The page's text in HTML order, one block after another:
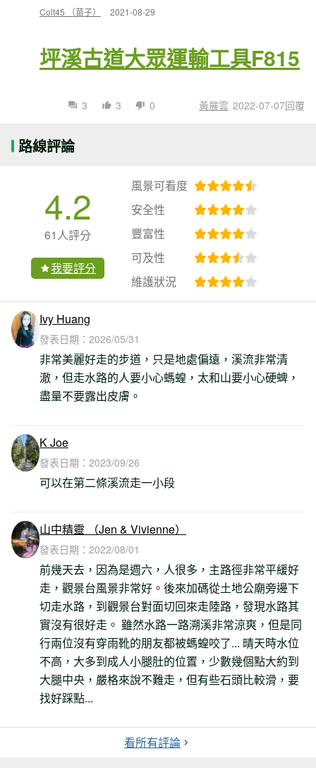
Colt45 （苗子） 2021-08-29
坪溪古道大眾運輸工具F815
3 3 0 黃展雲 2022-07-07回覆
路線評論
4.2
61人評分
我要評分
風景可看度
安全性
豐富性
可及性
維護狀況
Ivy Huang
發表日期： 2026/05/31
非常美麗好走的步道，只是地處偏遠，溪流非常清
澈，但走水路的人要小心螞蝗，太和山要小心硬蜱，
盡量不要露出皮膚。
K Joe
發表日期： 2023/09/26
可以在第二條溪流走一小段
山中精靈 （Jen & Vivienne）
發表日期： 2022/08/01
前幾天去，因為是週六，人很多，主路徑非常平緩好
走，觀景台風景非常好。後來加碼從土地公廟旁邊下
切走水路，到觀景台對面切回來走陸路，發現水路其
實沒有很好走。 雖然水路一路溯溪非常涼爽，但是同
行兩位沒有穿雨靴的朋友都被螞蝗咬了... 晴天時水位
不高，大多到成人小腿肚的位置，少數幾個點大約到
大腿中央，嚴格來說不難走，但有些石頭比較滑，要
找好踩點...
看所有評論